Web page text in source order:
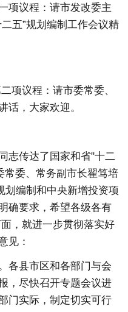
议程：请市发改委主
五”规划编制工作会议精
议程：请市委常委、
话，大家欢迎。
传达了国家和省"十二
常委、常务副市长翟笃培
划编制和中央新增投资项
确要求，希望各级各有
，就进一步贯彻落实好
见：
县市区和各部门与会
，尽快召开专题会议进
门实际，制定切实可行